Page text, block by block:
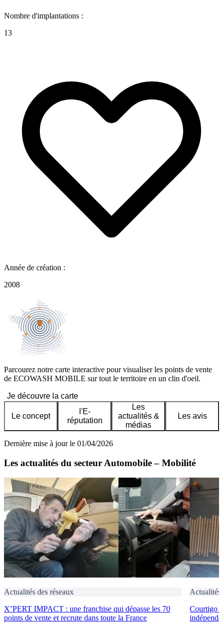
Nombre d'implantations :
13
Année de création :
2008
Parcourez notre carte interactive pour visualiser les points de vente
de ECOWASH MOBILE sur tout le territoire en un clin d'oeil.
Je découvre la carte
Le concept
l'E-
réputation
Les
actualités &
médias
Les avis
Dernière mise à jour le 01/04/2026
Les actualités du secteur Automobile – Mobilité
Actualités des réseaux
X’PERT IMPACT : une franchise qui dépasse les 70
points de vente et recrute dans toute la France
Actualités
Courtigo :